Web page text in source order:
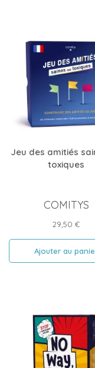
Jeu des amitiés
toxiques
COMITYS
Prix
29,50 €
Ajouter au